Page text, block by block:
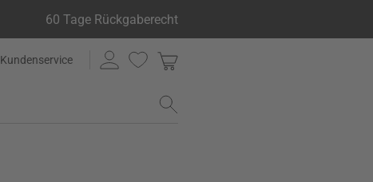
60 Tage Rückgaberecht
Kundenservice